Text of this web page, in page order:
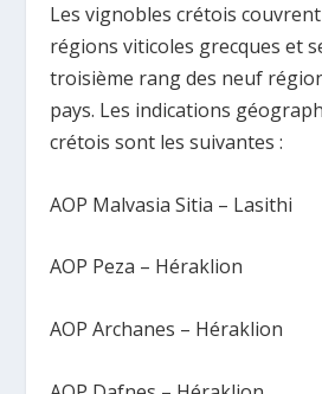
Les vignobles crétois couvrent
régions viticoles grecques et
troisième rang des neuf
pays. Les indications
crétois sont les suivantes :
AOP Malvasia Sitia – Lasithi
AOP Peza – Héraklion
AOP Archanes – Héraklion